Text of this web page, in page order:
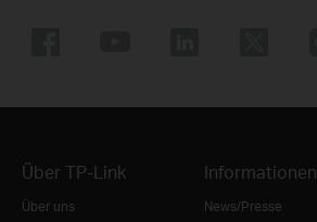
Über TP-Link
Über uns
Informationen
News/Presse